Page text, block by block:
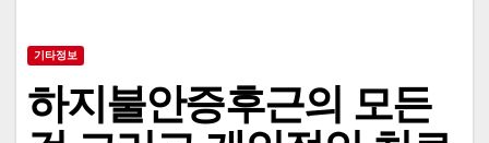
기타정보
하지불안증후근의 모든